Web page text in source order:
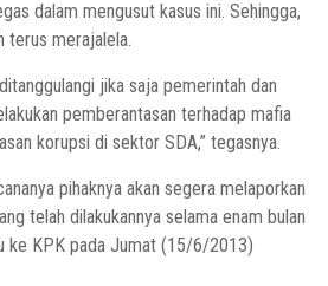
dalam mengusut kasus ini. Sehingga,
terus merajalela.
jika saja pemerintah dan
pemberantasan terhadap mafia
korupsi di sektor SDA,” tegasnya.
pihaknya akan segera melaporkan
telah dilakukannya selama enam bulan
ke KPK pada Jumat (15/6/2013)